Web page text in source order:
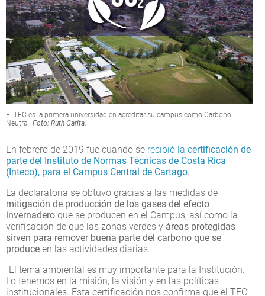
El TEC es la primera universidad en acreditar su campus como Carbono
Neutral. Foto: Ruth Garita.
En febrero de 2019 fue cuando se recibió la certificación de
parte del Instituto de Normas Técnicas de Costa Rica
(Inteco), para el Campus Central de Cartago.
La declaratoria se obtuvo gracias a las medidas de
mitigación de producción de los gases del efecto
invernadero que se producen en el Campus, así como la
verificación de que las zonas verdes y áreas protegidas
sirven para remover buena parte del carbono que se
produce en las actividades diarias.
"El tema ambiental es muy importante para la Institución.
Lo tenemos en la misión, la visión y en las políticas
institucionales. Esta certificación nos confirma que el TEC